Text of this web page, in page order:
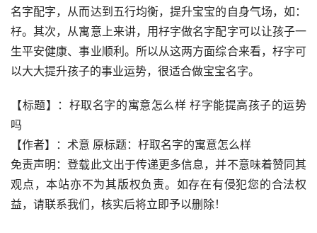
名字配字，从而达到五行均衡，提升宝宝的自身气场，如：
杍。其次，从寓意上来讲，用杍字做名字配字可以让孩子一
生平安健康、事业顺利。所以从这两方面综合来看，杍字可
以大大提升孩子的事业运势，很适合做宝宝名字。
【标题】：杍取名字的寓意怎么样 杍字能提高孩子的运势
吗
【作者】：术意 原标题：杍取名字的寓意怎么样
免责声明：登载此文出于传递更多信息，并不意味着赞同其
观点，本站亦不为其版权负责。如存在有侵犯您的合法权
益，请联系我们，核实后将立即予以删除！